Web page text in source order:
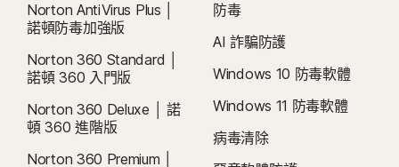
Norton AntiVirus Plus │
諾頓防毒加強版
Norton 360 Standard │
諾頓 360 入門版
Norton 360 Deluxe │ 諾
頓 360 進階版
Norton 360 Premium │
防毒
AI 詐騙防護
Windows 10 防毒軟體
Windows 11 防毒軟體
病毒清除